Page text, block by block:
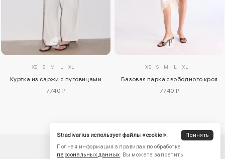
XS S M L XL
Куртка из саржи с пуговицами
7740 ₽
XS S M L XL
Базовая парка свободного кроя
7740 ₽
Stradivarius использует файлы «cookie».
Принять
Полная информация в правилах по обработке
персональных данных. Вы можете запретить